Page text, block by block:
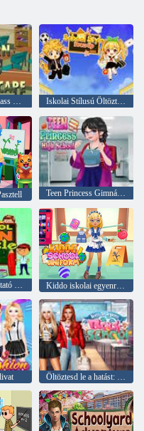
Tech Modern Class Room menekülés Iskolai Stílusú Öltöztetős
Teen Princess Gimnázium
Iskolai szórakoztató puzzle Kiddo iskolai egyenruha
Öltöztesd le a hatást: Vissza az iskolába